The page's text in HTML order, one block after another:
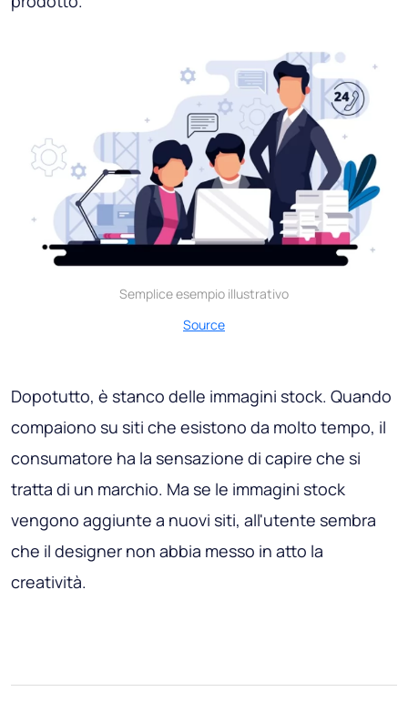
Semplice esempio illustrativo
Source
Dopotutto, è stanco delle immagini stock. Quando
compaiono su siti che esistono da molto tempo, il
consumatore ha la sensazione di capire che si
tratta di un marchio. Ma se le immagini stock
vengono aggiunte a nuovi siti, all'utente sembra
che il designer non abbia messo in atto la
creatività.